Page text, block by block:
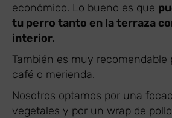
económico. Lo bueno es que
tu perro tanto en la terraza
interior.
También es muy recomendable
café o merienda.
Nosotros optamos por una
vegetales y por un wrap de